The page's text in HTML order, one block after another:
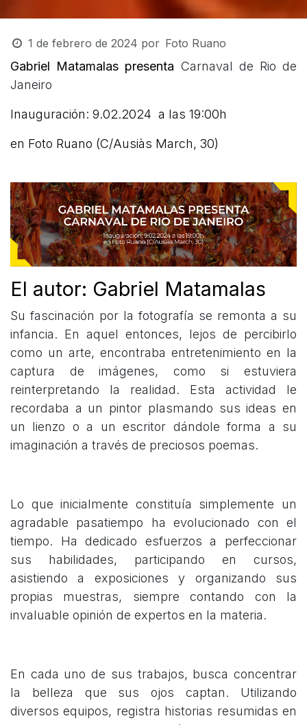
1 de febrero de 2024 por Foto Ruano
Gabriel Matamalas presenta Carnaval de Rio de
Janeiro
Inauguración: 9.02.2024 a las 19:00h
en Foto Ruano (C/Ausiàs March, 30)
El autor: Gabriel Matamalas
Su fascinación por la fotografía se remonta a su
infancia. En aquel entonces, lejos de percibirlo
como un arte, encontraba entretenimiento en la
captura de imágenes, como si estuviera
reinterpretando la realidad. Esta actividad le
recordaba a un pintor plasmando sus ideas en
un lienzo o a un escritor dándole forma a su
imaginación a través de preciosos poemas.
Lo que inicialmente constituía simplemente un
agradable pasatiempo ha evolucionado con el
tiempo. Ha dedicado esfuerzos a perfeccionar
sus habilidades, participando en cursos,
asistiendo a exposiciones y organizando sus
propias muestras, siempre contando con la
invaluable opinión de expertos en la materia.
En cada uno de sus trabajos, busca concentrar
la belleza que sus ojos captan. Utilizando
diversos equipos, registra historias resumidas en